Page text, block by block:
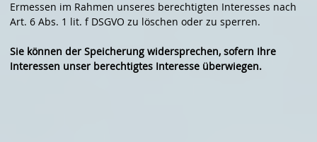
Ermessen im Rahmen unseres berechtigten Interesses nach
Art. 6 Abs. 1 lit. f DSGVO zu löschen oder zu sperren.
Sie können der Speicherung widersprechen, sofern Ihre
Interessen unser berechtigtes Interesse überwiegen.